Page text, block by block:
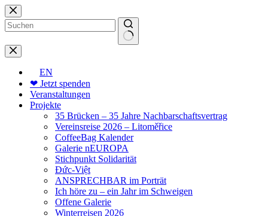
Zum
Inhalt
springen
Keine
Ergebnisse
EN
❤ Jetzt spenden
Veranstaltungen
Projekte
35 Brücken – 35 Jahre Nachbarschaftsvertrag
Vereinsreise 2026 – Litoměřice
CoffeeBag Kalender
Galerie nEUROPA
Stichpunkt Solidarität
Đức-Việt
ANSPRECHBAR im Porträt
Ich höre zu – ein Jahr im Schweigen
Offene Galerie
Winterreisen 2026